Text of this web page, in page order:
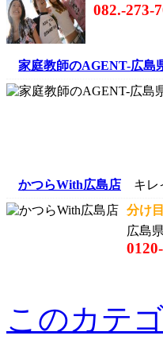
082.-273-
家庭教師のAGENT-広島
かつらWith広島店 キレ
分け
広島
このカテ